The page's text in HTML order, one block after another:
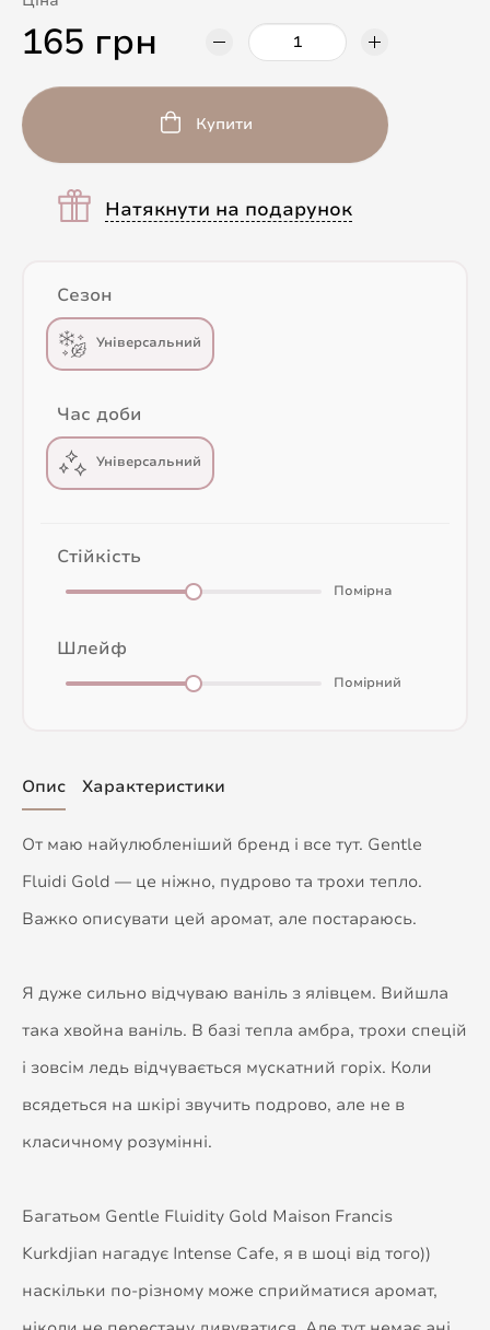
165 грн
Купити
Натякнути на подарунок
Сезон
Універсальний
Час доби
Універсальний
Стійкість
Помірна
Шлейф
Помірний
Опис Характеристики
От маю найулюбленіший бренд і все тут. Gentle
Fluidi Gold — це ніжно, пудрово та трохи тепло.
Важко описувати цей аромат, але постараюсь.
Я дуже сильно відчуваю ваніль з ялівцем. Вийшла
така хвойна ваніль. В базі тепла амбра, трохи спецій
і зовсім ледь відчувається мускатний горіх. Коли
всядеться на шкірі звучить подрово, але не в
класичному розумінні.
Багатьом Gentle Fluidity Gold Maison Francis
Kurkdjian нагадує Intense Cafe, я в шоці від того))
наскільки по-різному може сприйматися аромат,